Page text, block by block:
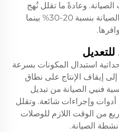
وعادةً ما تقلل نُهج
الصيانة التنبؤية من تكاليف الصيانة بنسبة 20-30% بينما
للتعديل
استبدال المكونات بسرعة
إيقاف الإنتاج على نطاق
فنيي الصيانة من تبديل
وإجراءات شائعة. وتقلل
من الوقت اللازم للوصلات
أنشطة الصيانة.